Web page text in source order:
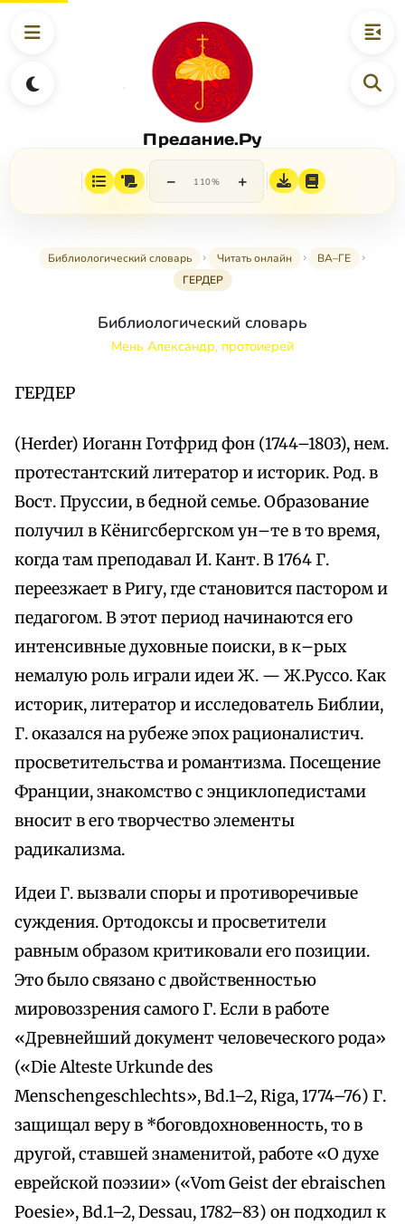
Предание.Ру
− 110% +
Библиологический словарь Читать онлайн
ВА–ГЕ
ГЕРДЕР
Библиологический словарь
Мень Александр, протоиерей
ГЕРДЕР
(Herder) Иоганн Готфрид фон (1744–1803), нем.
протестантский литератор и историк. Род. в
Вост. Пруссии, в бедной семье. Образование
получил в Кёнигсбергском ун–те в то время,
когда там преподавал И. Кант. В 1764 Г.
переезжает в Ригу, где становится пастором и
педагогом. В этот период начинаются его
интенсивные духовные поиски, в к–рых
немалую роль играли идеи Ж. — Ж.Руссо. Как
историк, литератор и исследователь Библии,
Г. оказался на рубеже эпох рационалистич.
просветительства и романтизма. Посещение
Франции, знакомство с энциклопедистами
вносит в его творчество элементы
радикализма.
Идеи Г. вызвали споры и противоречивые
суждения. Ортодоксы и просветители
равным образом критиковали его позиции.
Это было связано с двойственностью
мировоззрения самого Г. Если в работе
«Древнейший документ человеческого рода»
(«Die Alteste Urkunde des
Menschengeschlechts», Bd.1–2, Riga, 1774–76) Г.
защищал веру в *боговдохновенность, то в
другой, ставшей знаменитой, работе «О духе
еврейской поэзии» («Vom Geist der ebraischen
Poesie», Bd.1–2, Dessau, 1782–83) он подходил к